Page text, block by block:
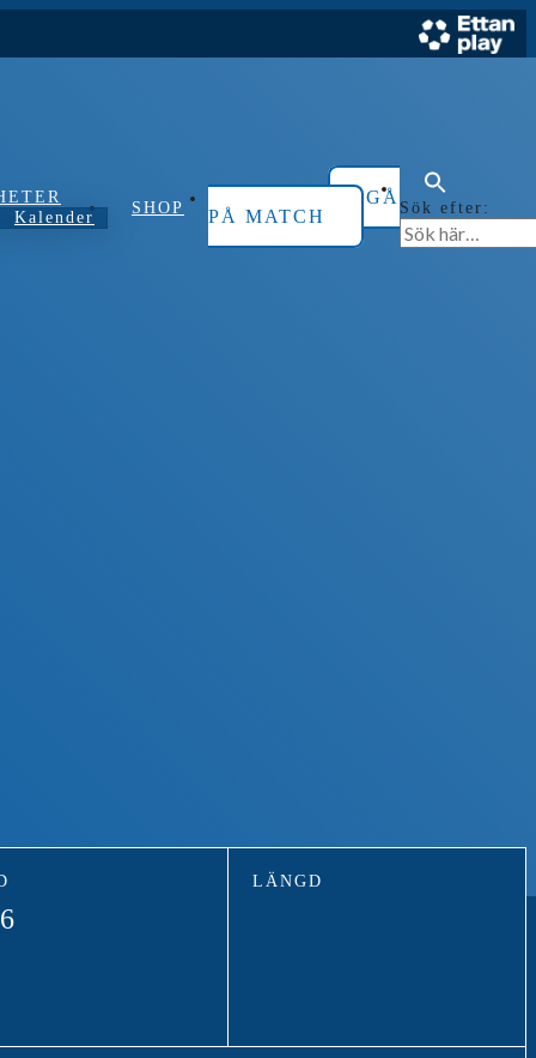
Kalender
SHOP
GÅ
PÅ MATCH
Sök efter:
LÄNGD